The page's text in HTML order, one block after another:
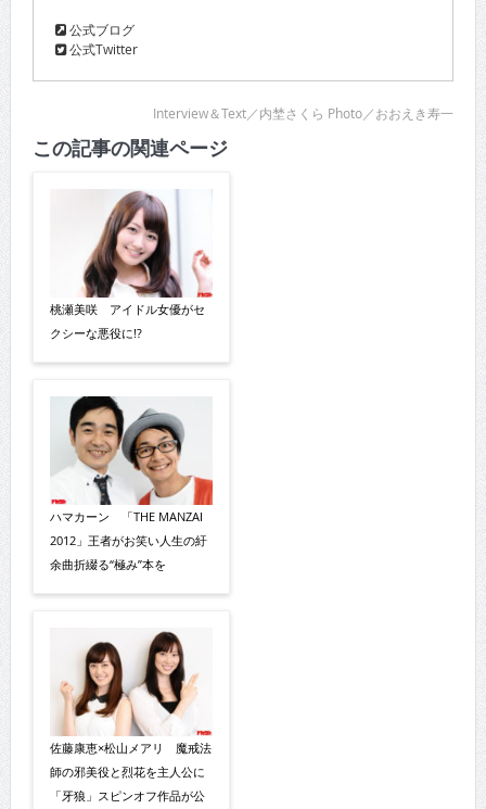
公式ブログ
公式Twitter
Interview＆Text／内埜さくら Photo／おおえき寿一
この記事の関連ページ
桃瀬美咲 アイドル女優がセ
クシーな悪役に!?
ハマカーン 「THE MANZAI
2012」王者がお笑い人生の紆
余曲折綴る“極み”本を
佐藤康恵×松山メアリ 魔戒法
師の邪美役と烈花を主人公に
「牙狼」スピンオフ作品が公